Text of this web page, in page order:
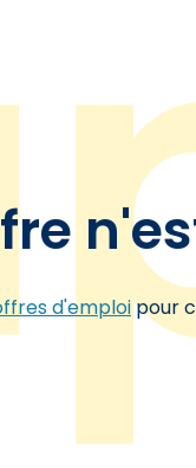
d'emploipour